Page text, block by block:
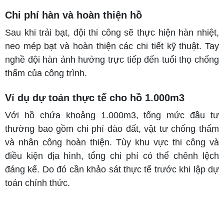
Chi phí hàn và hoàn thiện hồ
Sau khi trải bạt, đội thi công sẽ thực hiện hàn nhiệt,
neo mép bạt và hoàn thiện các chi tiết kỹ thuật. Tay
nghề đội hàn ảnh hưởng trực tiếp đến tuổi thọ chống
thấm của công trình.
Ví dụ dự toán thực tế cho hồ 1.000m3
Với hồ chứa khoảng 1.000m3, tổng mức đầu tư
thường bao gồm chi phí đào đất, vật tư chống thấm
và nhân công hoàn thiện. Tùy khu vực thi công và
điều kiện địa hình, tổng chi phí có thể chênh lệch
đáng kể. Do đó cần khảo sát thực tế trước khi lập dự
toán chính thức.